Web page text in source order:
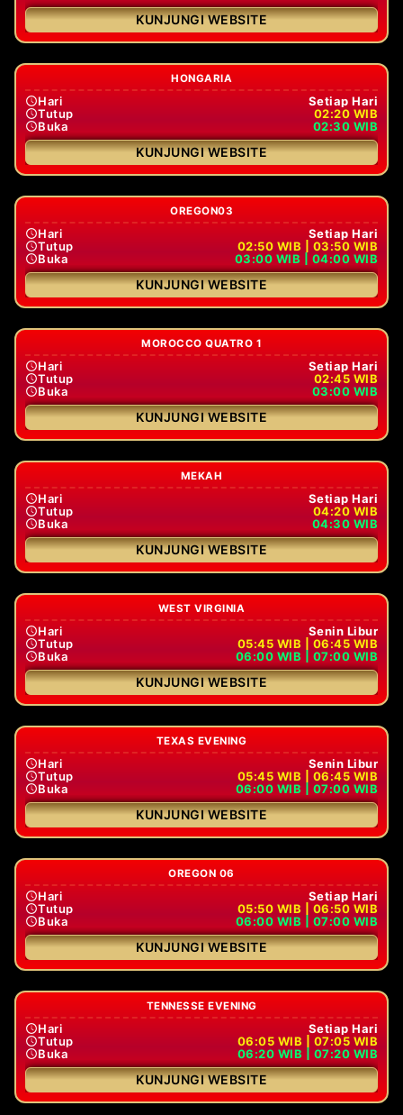
KUNJUNGI WEBSITE
HONGARIA
Hari
Setiap Hari
Tutup
02:20 WIB
Buka
02:30 WIB
KUNJUNGI WEBSITE
OREGON03
Hari
Setiap Hari
Tutup
02:50 WIB | 03:50 WIB
Buka
03:00 WIB | 04:00 WIB
KUNJUNGI WEBSITE
MOROCCO QUATRO 1
Hari
Setiap Hari
Tutup
02:45 WIB
Buka
03:00 WIB
KUNJUNGI WEBSITE
MEKAH
Hari
Setiap Hari
Tutup
04:20 WIB
Buka
04:30 WIB
KUNJUNGI WEBSITE
WEST VIRGINIA
Hari
Senin Libur
Tutup
05:45 WIB | 06:45 WIB
Buka
06:00 WIB | 07:00 WIB
KUNJUNGI WEBSITE
TEXAS EVENING
Hari
Senin Libur
Tutup
05:45 WIB | 06:45 WIB
Buka
06:00 WIB | 07:00 WIB
KUNJUNGI WEBSITE
OREGON 06
Hari
Setiap Hari
Tutup
05:50 WIB | 06:50 WIB
Buka
06:00 WIB | 07:00 WIB
KUNJUNGI WEBSITE
TENNESSE EVENING
Hari
Setiap Hari
Tutup
06:05 WIB | 07:05 WIB
Buka
06:20 WIB | 07:20 WIB
KUNJUNGI WEBSITE